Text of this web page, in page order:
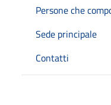
Persone che
Sede principale
Contatti